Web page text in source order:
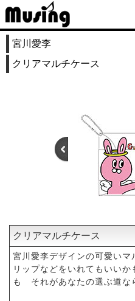
宮川愛李
クリアマルチケース
クリアマルチケース
宮川愛李デザインの可愛いマ
リップなどをいれてもいい
も それがあなたの選ぶ道な